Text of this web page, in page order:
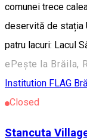
comunei trece
deservită de stația
patru lacuri: Lacul
ePește la Brăila,
Institution FLAG
Closed
Stancuta